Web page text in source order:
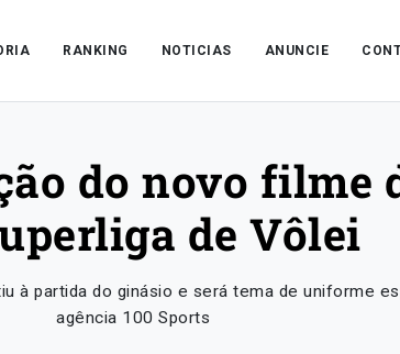
RANKING NOTICIAS ANUNCIE
do novo filme
de Vôlei
à partida do ginásio e será tema de uniforme
agência 100 Sports